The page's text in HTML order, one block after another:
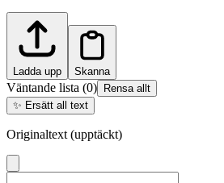
Ladda upp Skanna
Väntande lista (0)
Rensa allt
✨ Ersätt all text
Originaltext (upptäckt)